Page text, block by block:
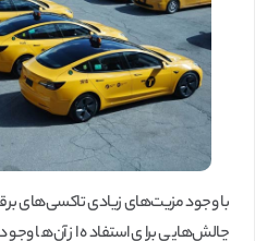
با وجود مزیت‌های زیادی تاکسی‌های
چالش‌هایی برای استفاده از آن‌ها